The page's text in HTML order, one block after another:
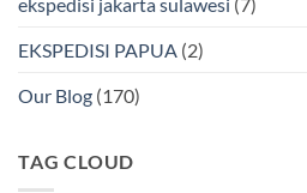
EKSPEDISI PAPUA (2)
Our Blog (170)
TAG CLOUD